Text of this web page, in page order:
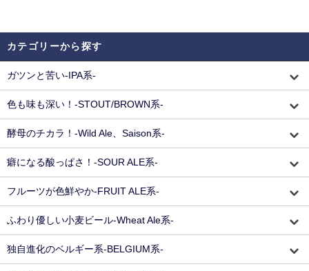
カテゴリーから探す
ガツンと苦い-IPA系-
色も味も深い！-STOUT/BROWN系-
酵母のチカラ！-Wild Ale、Saison系-
癖になる酸っぱさ！-SOUR ALE系-
フルーツが色鮮やか-FRUIT ALE系-
ふわり優しい小麦ビール-Wheat Ale系-
独自進化のベルギー系-BELGIUM系-